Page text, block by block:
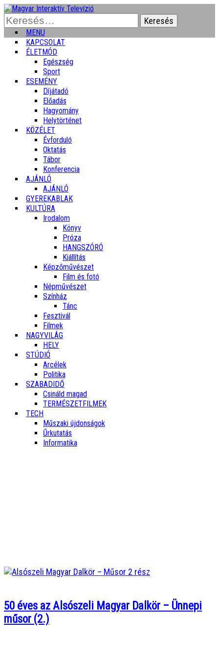
Keresés:
MENU
KAPCSOLAT
ÉLETMÓD
Egészség
Sport
ESEMÉNY
Díjátadó
Előadás
Hagyomány
Helytörténet
KÖZÉLET
Évforduló
Oktatás
Tábor
Konferencia
AJÁNLÓ
AJÁNLÓ
GYEREKABLAK
KULTÚRA
Irodalom
Könyv
Próza
HANGSZÓRÓ
Kiállítás
Képzőművészet
Film és fotó
Népművészet
Színház
Tánc
Fesztivál
Filmek
NAGYVILÁG
HELY
STÚDIÓ
Arcélek
Politika
SZABADIDŐ
Csináld magad
TERMÉSZETFILMEK
TECH
Műszaki újdonságok
Űrkutatás
Informatika
50 éves az Alsószeli Magyar Dalkör – Ünnepi
műsor (2.)